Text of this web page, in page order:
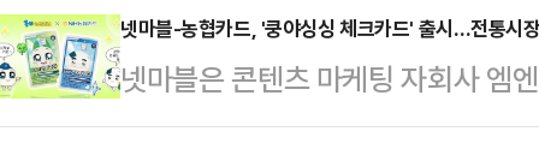
이익은 1조1318억원으로 44.5%
으로 이자이익이 크게 감소했다"며
입…
스토랑즈'와 협업해 캐릭터 카드 디
이용 때 결제금액의 15%를 적립받
최대 1만포인트까지 적립 가능하
넷마블-농협카드, '쿵야싱싱 체크카드' 출시…전통시
넷마블은 콘텐츠 마케팅 자회사 엠
업해 '쿵야싱싱 체크카드'를 출시했